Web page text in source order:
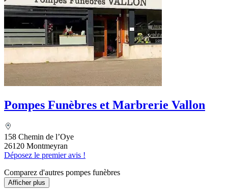
Pompes Funèbres et Marbrerie Vallon
158 Chemin de l’Oye
26120 Montmeyran
Déposez le premier avis !
Comparez d'autres pompes funèbres
Afficher plus